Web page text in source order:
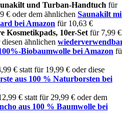
und Turban-Handtuch für
€ oder dem ähnlichen Saunakilt
bei Amazon für 10,63 €
Kosmetikpads, 10er-Set für 7,99 €
ähnlichen
Biobaumwolle bei Amazon
€ statt für 19,99 € oder diese
aus 100 % Naturborsten bei
€ statt für 29,99 € oder dem
aus 100 % Baumwolle bei